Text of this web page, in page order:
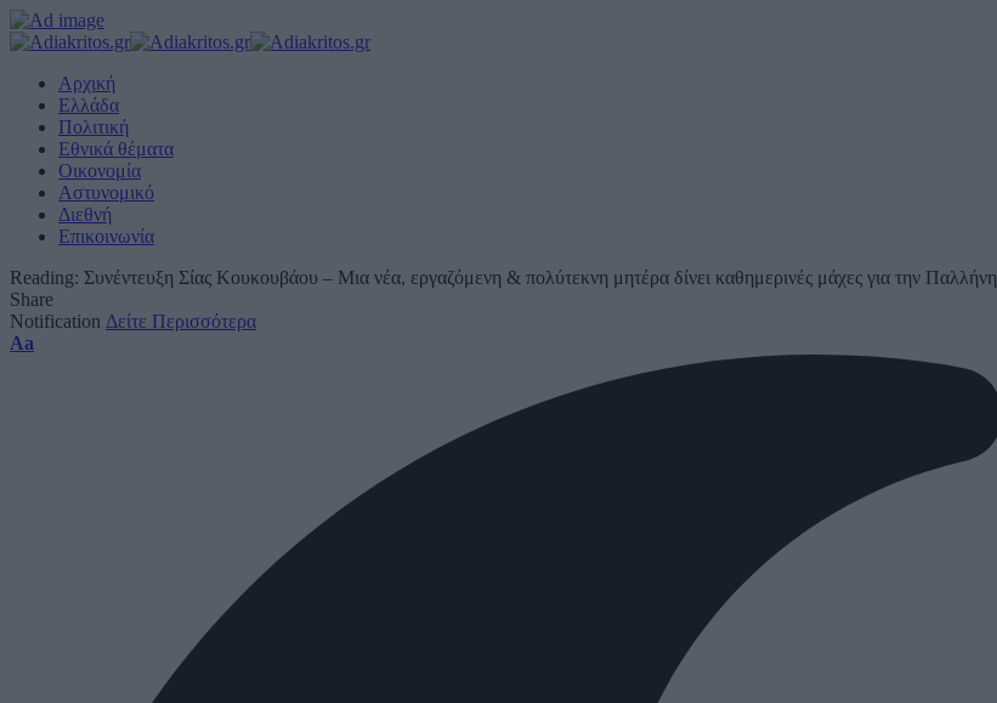
Αρχική
Ελλάδα
Πολιτική
Εθνικά θέματα
Οικονομία
Αστυνομικό
Διεθνή
Επικοινωνία
Reading: Συνέντευξη Σίας Κουκουβάου – Μια νέα, εργαζόμενη & πολύτεκνη μητέρα δίνει καθημερινές μάχες για την Παλλήνη
Share
Notification Δείτε Περισσότερα
Font
Aa